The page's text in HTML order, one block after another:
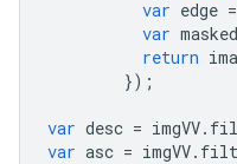
var edge =
var
return
});
var desc = imgVV.
var asc = imgVV.